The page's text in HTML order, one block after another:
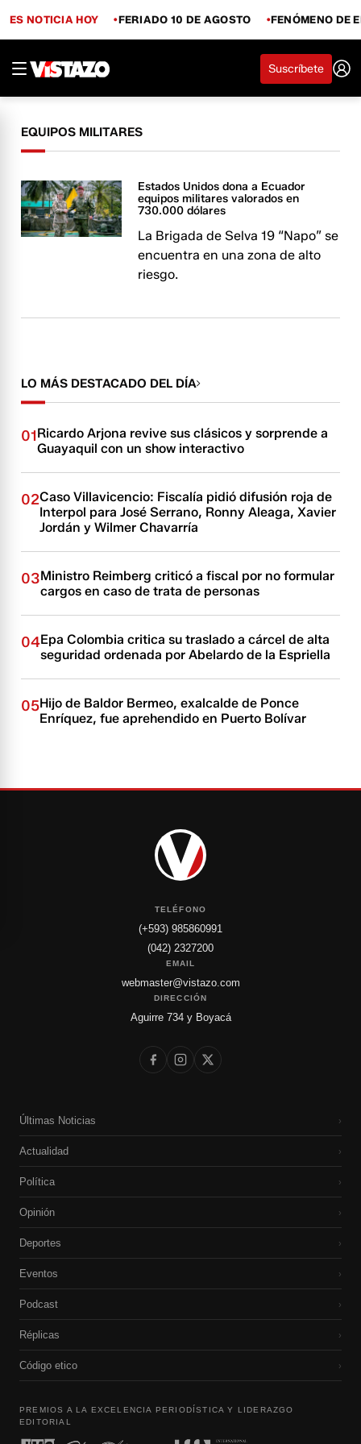
ES NOTICIA HOY FERIADO 10 DE AGOSTO FENÓMENO DE
Suscríbete
EQUIPOS MILITARES
Estados Unidos dona a Ecuador
equipos militares valorados en
730.000 dólares
La Brigada de Selva 19 “Napo” se
encuentra en una zona de alto
riesgo.
LO MÁS DESTACADO DEL DÍA
01Ricardo Arjona revive sus clásicos y sorprende a
Guayaquil con un show interactivo
02Caso Villavicencio: Fiscalía pidió difusión roja de
Interpol para José Serrano, Ronny Aleaga, Xavier
Jordán y Wilmer Chavarría
03Ministro Reimberg criticó a fiscal por no formular
cargos en caso de trata de personas
04Epa Colombia critica su traslado a cárcel de alta
seguridad ordenada por Abelardo de la Espriella
05Hijo de Baldor Bermeo, exalcalde de Ponce
Enríquez, fue aprehendido en Puerto Bolívar
TELÉFONO
(+593) 985860991
(042) 2327200
EMAIL
webmaster@vistazo.com
DIRECCIÓN
Aguirre 734 y Boyacá
Últimas Noticias ›
Actualidad ›
Política ›
Opinión ›
Deportes ›
Eventos ›
Podcast ›
Réplicas ›
Código etico ›
PREMIOS A LA EXCELENCIA PERIODÍSTICA Y LIDERAZGO
EDITORIAL